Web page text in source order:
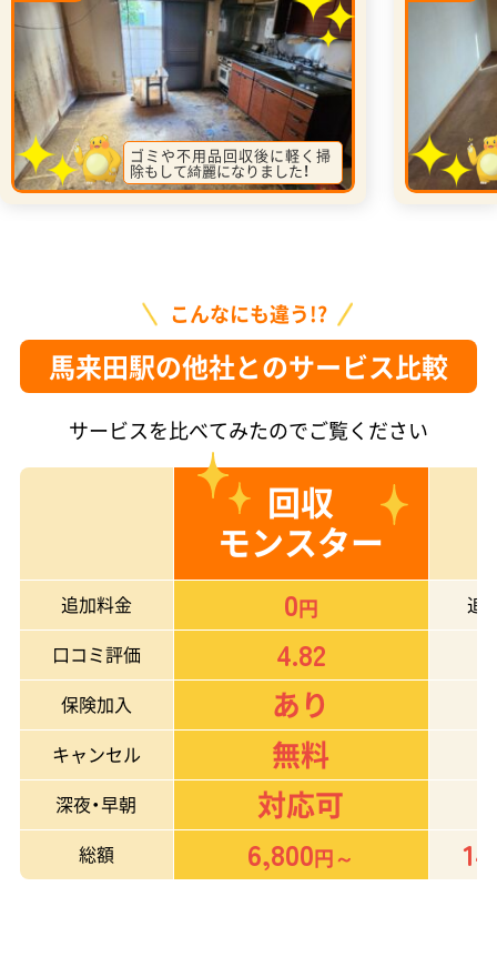
ゴミや不用品回収後に軽く掃
除もして綺麗になりました！
こんなにも違う!?
馬来田駅の他社とのサービス比較
サービスを比べてみたのでご覧ください
回収
モンスター
追加料金 0円
追
口コミ評価
4.82
保険加入 あり
キャンセル 無料
深夜・早朝 対応可
総額
6,800円～